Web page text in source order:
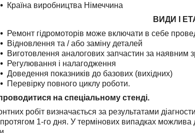
Країна виробництва Німеччина
ВИДИ І
Ремонт гідромоторів може включати в себе
Відновлення та / або заміну деталей
Виготовлення аналогових запчастин за наявним
Регулювання і налагодження
Доведення показників до базових (вихідних)
Перевірку повного циклу роботи.
на спеціальному стенді.
робіт визначається за результатами
протягом 1-го дня. У термінових випадках